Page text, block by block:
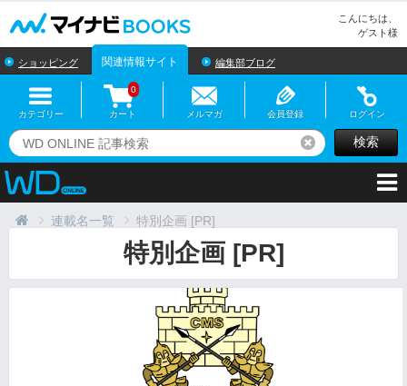
こんにちは、
ゲスト様
ショッピング 関連情報サイト 編集部ブログ
カテゴリー カート
0
メルマガ 会員登録 ログイン
リセット検索
連載名一覧 特別企画 [PR]
特別企画 [PR]